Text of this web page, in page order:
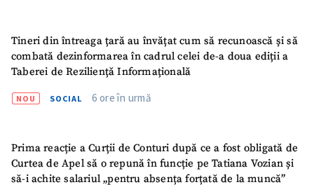
Tineri din întreaga țară au învățat cum să recunoască și să
combată dezinformarea în cadrul celei de-a doua ediții a
Taberei de Reziliență Informațională
NOU SOCIAL 6 ore în urmă
Prima reacție a Curții de Conturi după ce a fost obligată de
Curtea de Apel să o repună în funcție pe Tatiana Vozian și
să-i achite salariul „pentru absența forțată de la muncă”